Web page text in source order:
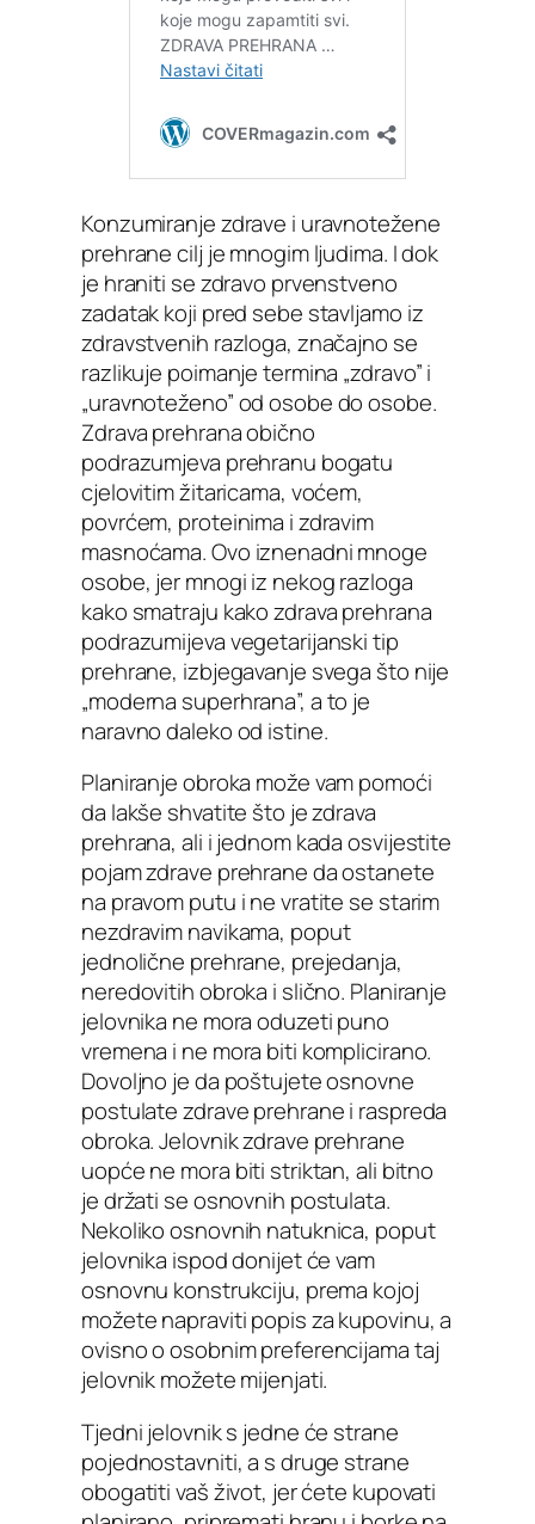
Konzumiranje zdrave i uravnotežene
prehrane cilj je mnogim ljudima. I dok
je hraniti se zdravo prvenstveno
zadatak koji pred sebe stavljamo iz
zdravstvenih razloga, značajno se
razlikuje poimanje termina „zdravo” i
„uravnoteženo” od osobe do osobe.
Zdrava prehrana obično
podrazumjeva prehranu bogatu
cjelovitim žitaricama, voćem,
povrćem, proteinima i zdravim
masnoćama. Ovo iznenadni mnoge
osobe, jer mnogi iz nekog razloga
kako smatraju kako zdrava prehrana
podrazumijeva vegetarijanski tip
prehrane, izbjegavanje svega što nije
„moderna superhrana”, a to je
naravno daleko od istine.
Planiranje obroka može vam pomoći
da lakše shvatite što je zdrava
prehrana, ali i jednom kada osvijestite
pojam zdrave prehrane da ostanete
na pravom putu i ne vratite se starim
nezdravim navikama, poput
jednolične prehrane, prejedanja,
neredovitih obroka i slično. Planiranje
jelovnika ne mora oduzeti puno
vremena i ne mora biti komplicirano.
Dovoljno je da poštujete osnovne
postulate zdrave prehrane i raspreda
obroka. Jelovnik zdrave prehrane
uopće ne mora biti striktan, ali bitno
je držati se osnovnih postulata.
Nekoliko osnovnih natuknica, poput
jelovnika ispod donijet će vam
osnovnu konstrukciju, prema kojoj
možete napraviti popis za kupovinu, a
ovisno o osobnim preferencijama taj
jelovnik možete mijenjati.
Tjedni jelovnik s jedne će strane
pojednostavniti, a s druge strane
obogatiti vaš život, jer ćete kupovati